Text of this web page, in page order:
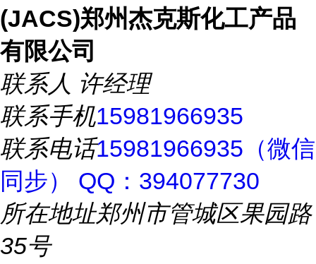
(JACS)郑州杰克斯化工产品
有限公司
联系人 许经理
联系手机15981966935
联系电话15981966935（微信
同步） QQ：394077730
所在地址郑州市管城区果园路
35号